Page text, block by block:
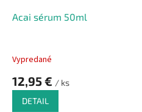
Acai sérum 50ml
Vypredané
12,95 € / ks
DETAIL